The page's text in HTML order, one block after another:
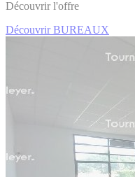
Découvrir l'offre
Découvrir BUREAUX